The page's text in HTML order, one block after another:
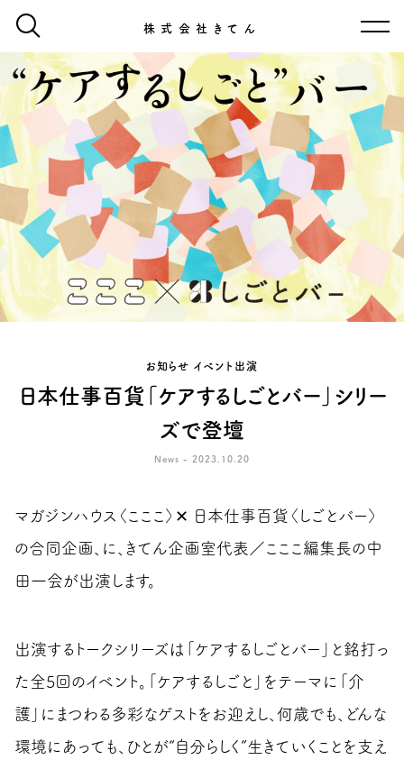
株式会社きてん
お知らせ イベント出演
日本仕事百貨「ケアするしごとバー」シリー
ズで登壇
News - 2023.10.20
マガジンハウス〈こここ〉✕ 日本仕事百貨〈しごとバー〉
の合同企画、に、きてん企画室代表／こここ編集長の中
田一会が出演します。
出演するトークシリーズは「ケアするしごとバー」と銘打っ
た全5回のイベント。「ケアするしごと」をテーマに「介
護」にまつわる多彩なゲストをお迎えし、何歳でも、どんな
環境にあっても、ひとが“自分らしく”生きていくことを支え